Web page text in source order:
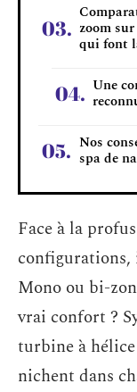
zoom
qui font
Une
Nos
spa de
Face à la
Mono ou bi-
vrai confort ?
turbine à
nichent dans